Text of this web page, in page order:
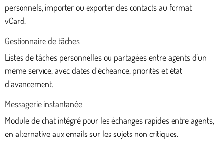
personnels, importer ou exporter des contacts au format
vCard.
Gestionnaire de tâches
Listes de tâches personnelles ou partagées entre agents d’un
même service, avec dates d’échéance, priorités et état
d’avancement.
Messagerie instantanée
Module de chat intégré pour les échanges rapides entre agents,
en alternative aux emails sur les sujets non critiques.